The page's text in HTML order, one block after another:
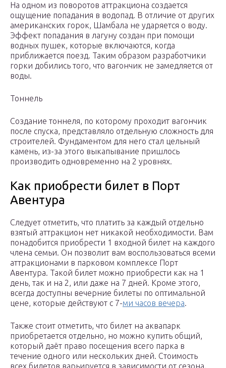
На одном из поворотов аттракциона создается
ощущение попадания в водопад. В отличие от других
американских горок, Шамбала не ударяется о воду.
Эффект попадания в лагуну создан при помощи
водных пушек, которые включаются, когда
приближается поезд. Таким образом разработчики
горки добились того, что вагончик не замедляется от
воды.
Тоннель
Создание тоннеля, по которому проходит вагончик
после спуска, представляло отдельную сложность для
строителей. Фундаментом для него стал цельный
камень, из-за этого выкапывание пришлось
производить одновременно на 2 уровнях.
Как приобрести билет в Порт
Авентура
Следует отметить, что платить за каждый отдельно
взятый аттракцион нет никакой необходимости. Вам
понадобится приобрести 1 входной билет на каждого
члена семьи. Он позволит вам воспользоваться всеми
аттракционами в парковом комплексе Порт
Авентура. Такой билет можно приобрести как на 1
день, так и на 2, или даже на 7 дней. Кроме этого,
всегда доступны вечерние билеты по оптимальной
цене, которые действуют с 7-ми часов вечера.
Также стоит отметить, что билет на аквапарк
приобретается отдельно, но можно купить общий,
который даёт право посещения всего парка в
течение одного или нескольких дней. Стоимость
всех билетов варьируется в зависимости от сезона,